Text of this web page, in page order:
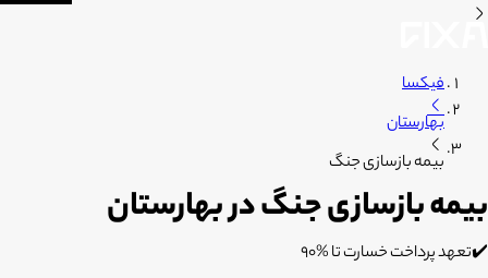
فیکسا
بهارستان
بیمه بازسازی جنگ
بیمه بازسازی جنگ در بهارستان
✔️تعهد پرداخت خسارت تا %۹۰